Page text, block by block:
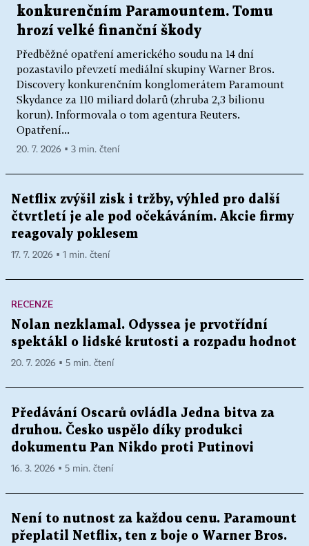
konkurenčním Paramountem. Tomu
hrozí velké finanční škody
Předběžné opatření amerického soudu na 14 dní
pozastavilo převzetí mediální skupiny Warner Bros.
Discovery konkurenčním konglomerátem Paramount
Skydance za 110 miliard dolarů (zhruba 2,3 bilionu
korun). Informovala o tom agentura Reuters.
Opatření...
20. 7. 2026 ▪ 3 min. čtení
Netflix zvýšil zisk i tržby, výhled pro další
čtvrtletí je ale pod očekáváním. Akcie firmy
reagovaly poklesem
17. 7. 2026 ▪ 1 min. čtení
RECENZE
Nolan nezklamal. Odyssea je prvotřídní
spektákl o lidské krutosti a rozpadu hodnot
20. 7. 2026 ▪ 5 min. čtení
Předávání Oscarů ovládla Jedna bitva za
druhou. Česko uspělo díky produkci
dokumentu Pan Nikdo proti Putinovi
16. 3. 2026 ▪ 5 min. čtení
Není to nutnost za každou cenu. Paramount
přeplatil Netflix, ten z boje o Warner Bros.